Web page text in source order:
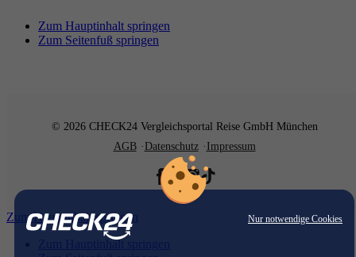
Nur notwendige Cookies
Zum Hauptinhalt springen
Zum Seitenfuß springen
© 2026 CHECK24 Vergleichsportal Reise GmbH München
AGB
Datenschutz Impressum
Zum Hauptinhalt springen
Zum Hauptinhalt springen